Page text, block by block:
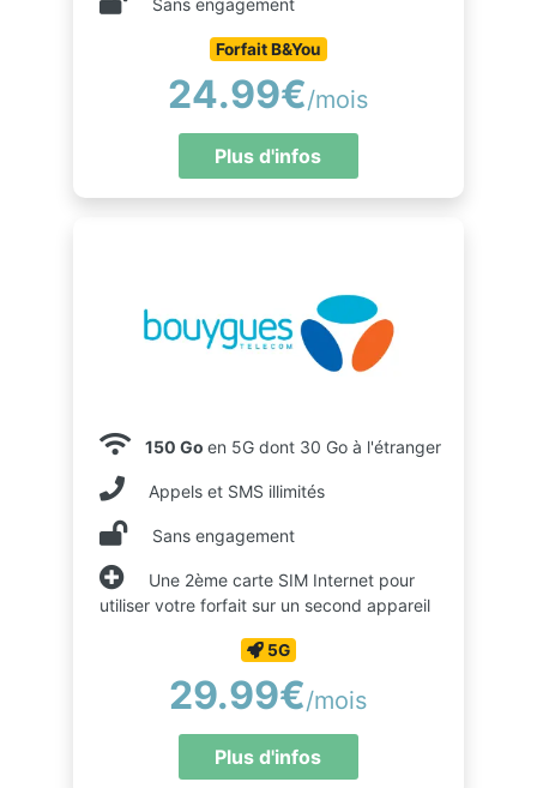
Forfait B&You
24.99€/mois
Plus d'infos
150 Go en 5G dont 30 Go à l'étranger
Appels et SMS illimités
Sans engagement
Une 2ème carte SIM Internet pour
utiliser votre forfait sur un second appareil
5G
29.99€/mois
Plus d'infos